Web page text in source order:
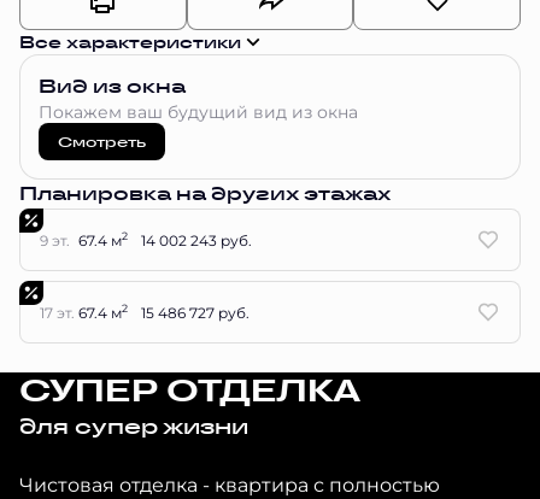
Все характеристики
Вид из окна
Покажем ваш будущий вид из окна
Смотреть
Планировка на других этажах
9 эт. 67.4 м2 14 002 243 руб.
17 эт. 67.4 м2 15 486 727 руб.
СУПЕР ОТДЕЛКА
для супер жизни
Чистовая отделка - квартира с полностью